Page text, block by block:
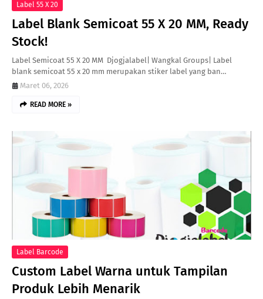
Label 55 X 20
Label Blank Semicoat 55 X 20 MM, Ready
Stock!
Label Semicoat 55 X 20 MM Djogjalabel| Wangkal Groups| Label
blank semicoat 55 x 20 mm merupakan stiker label yang ban…
Maret 06, 2026
READ MORE »
Label Barcode
Custom Label Warna untuk Tampilan
Produk Lebih Menarik